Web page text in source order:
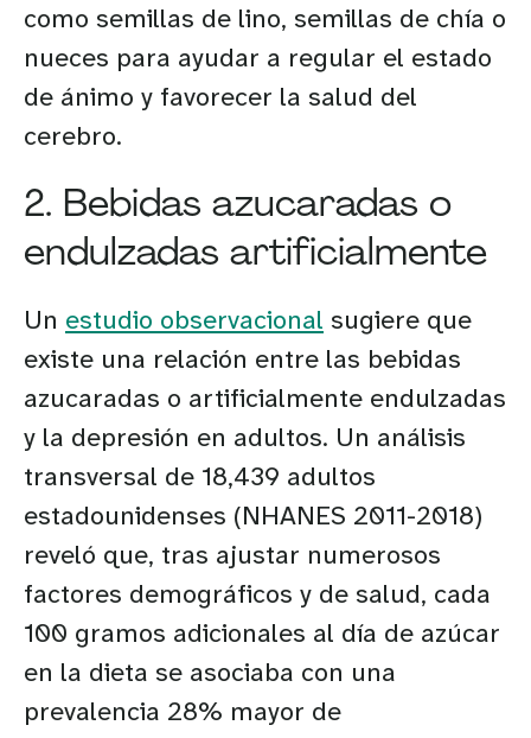
como semillas de lino, semillas de chía o
nueces para ayudar a regular el estado
de ánimo y favorecer la salud del
cerebro.
2. Bebidas azucaradas o
endulzadas artificialmente
Un estudio observacional sugiere que
existe una relación entre las bebidas
azucaradas o artificialmente endulzadas
y la depresión en adultos. Un análisis
transversal de 18,439 adultos
estadounidenses (NHANES 2011-2018)
reveló que, tras ajustar numerosos
factores demográficos y de salud, cada
100 gramos adicionales al día de azúcar
en la dieta se asociaba con una
prevalencia 28% mayor de